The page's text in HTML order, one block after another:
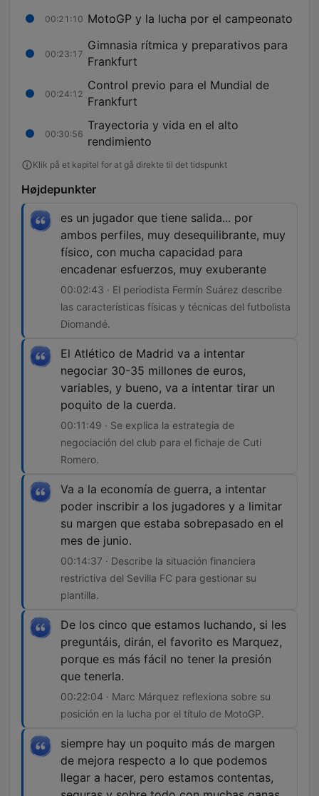
00:21:10 MotoGP y la lucha por el campeonato
00:23:17
Gimnasia rítmica y preparativos para
Frankfurt
00:24:12
Control previo para el Mundial de
Frankfurt
00:30:56
Trayectoria y vida en el alto
rendimiento
Klik på et kapitel for at gå direkte til det tidspunkt
Højdepunkter
es un jugador que tiene salida... por
ambos perfiles, muy desequilibrante, muy
físico, con mucha capacidad para
encadenar esfuerzos, muy exuberante
00:02:43 · El periodista Fermín Suárez describe
las características físicas y técnicas del futbolista
Diomandé.
El Atlético de Madrid va a intentar
negociar 30-35 millones de euros,
variables, y bueno, va a intentar tirar un
poquito de la cuerda.
00:11:49 · Se explica la estrategia de
negociación del club para el fichaje de Cuti
Romero.
Va a la economía de guerra, a intentar
poder inscribir a los jugadores y a limitar
su margen que estaba sobrepasado en el
mes de junio.
00:14:37 · Describe la situación financiera
restrictiva del Sevilla FC para gestionar su
plantilla.
De los cinco que estamos luchando, si les
preguntáis, dirán, el favorito es Marquez,
porque es más fácil no tener la presión
que tenerla.
00:22:04 · Marc Márquez reflexiona sobre su
posición en la lucha por el título de MotoGP.
siempre hay un poquito más de margen
de mejora respecto a lo que podemos
llegar a hacer, pero estamos contentas,